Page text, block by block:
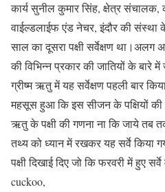
कार्य सुनील कुमार सिंह, क्षेत्र संचालक,
वाईल्डलाईफ एंड नेचर, इंदौर की
साल का दूसरा पक्षी सर्वेक्षण था।अलग
की विभिन्न प्रकार की जातियों के बारे में
ग्रीष्म ऋतु में यह सर्वेक्षण पहली बार
महसूस हुआ कि इस सीजन के पक्षियों
ऋतु के पक्षी की गणना ना कि जाये तब
तथ्य को ध्यान में रखकर यह सर्वे किया
पक्षी दिखाई दिए जो कि फरवरी में हुए
cuckoo,